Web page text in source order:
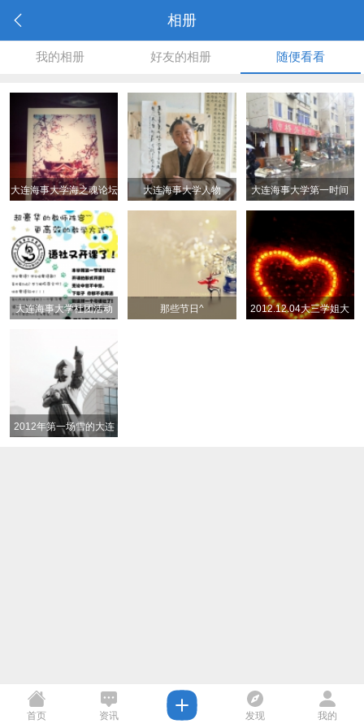
相册
我的相册 好友的相册 随便看看
大连海事大学海之魂论坛
明信片
大连海事大学人物 大连海事大学第一时间
大连海事大学社团活动 那些节日^ 2012.12.04大三学姐大
2012年第一场雪的大连
首页 资讯 发现 我的